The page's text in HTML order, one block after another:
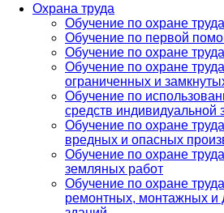
Охрана труда
Обучение по охране
Обучение по первой
Обучение по охране
Обучение по охране
ограниченных и
Обучение по
средств
Обучение по охране
вредных и опасных
Обучение по охране
земляных работ
Обучение по охране
ремонтных, монтажных и